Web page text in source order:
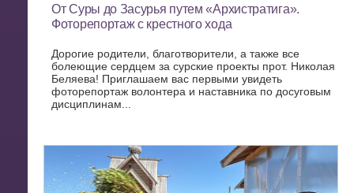
От Суры до Засурья путем «Архистратига».
Фоторепортаж с крестного хода
Дорогие родители, благотворители, а также все
болеющие сердцем за сурские проекты прот. Николая
Беляева! Приглашаем вас первыми увидеть
фоторепортаж волонтера и наставника по досуговым
дисциплинам...